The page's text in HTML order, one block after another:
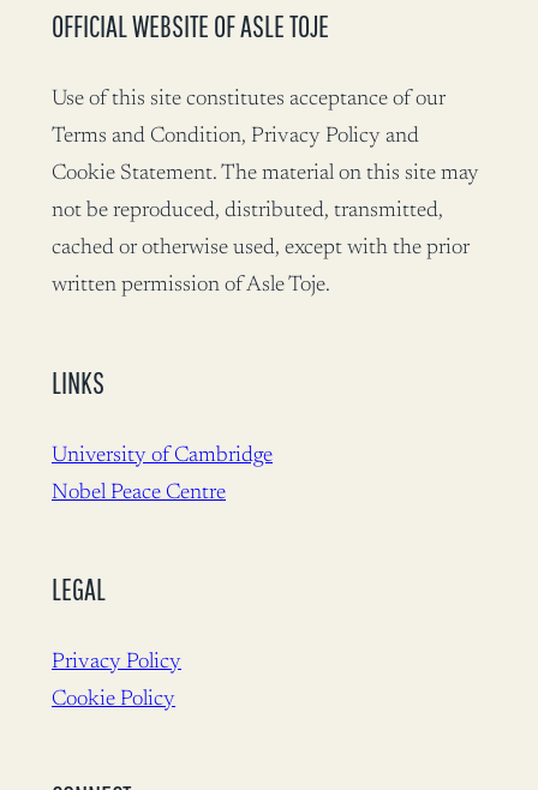
OFFICIAL WEBSITE OF ASLE TOJE
Use of this site constitutes acceptance of our
Terms and Condition, Privacy Policy and
Cookie Statement. The material on this site may
not be reproduced, distributed, transmitted,
cached or otherwise used, except with the prior
written permission of Asle Toje.
LINKS
University of Cambridge
Nobel Peace Centre
LEGAL
Privacy Policy
Cookie Policy